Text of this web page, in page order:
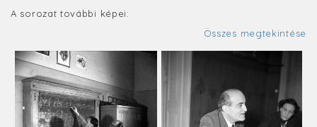
A sorozat további képei:
Összes megtekintése